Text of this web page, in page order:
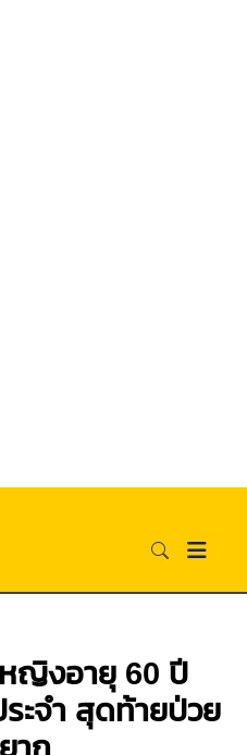
ญิงอายุ 60 ปี
ะจำ สุดท้ายป่วย
าก